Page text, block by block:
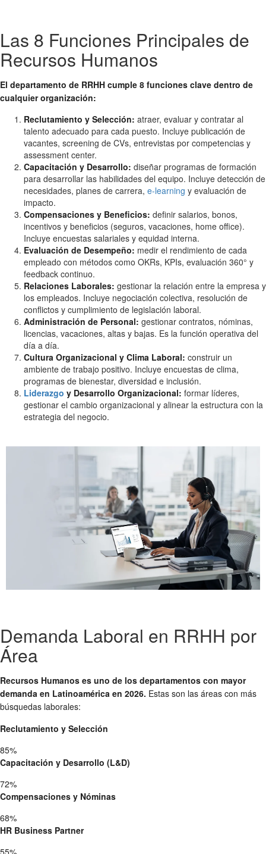
Las 8 Funciones Principales de
Recursos Humanos
El departamento de RRHH cumple 8 funciones clave dentro de
cualquier organización:
Reclutamiento y Selección: atraer, evaluar y contratar al
talento adecuado para cada puesto. Incluye publicación de
vacantes, screening de CVs, entrevistas por competencias y
assessment center.
Capacitación y Desarrollo: diseñar programas de formación
para desarrollar las habilidades del equipo. Incluye detección de
necesidades, planes de carrera, e-learning y evaluación de
impacto.
Compensaciones y Beneficios: definir salarios, bonos,
incentivos y beneficios (seguros, vacaciones, home office).
Incluye encuestas salariales y equidad interna.
Evaluación de Desempeño: medir el rendimiento de cada
empleado con métodos como OKRs, KPIs, evaluación 360° y
feedback continuo.
Relaciones Laborales: gestionar la relación entre la empresa y
los empleados. Incluye negociación colectiva, resolución de
conflictos y cumplimiento de legislación laboral.
Administración de Personal: gestionar contratos, nóminas,
licencias, vacaciones, altas y bajas. Es la función operativa del
día a día.
Cultura Organizacional y Clima Laboral: construir un
ambiente de trabajo positivo. Incluye encuestas de clima,
programas de bienestar, diversidad e inclusión.
Liderazgo y Desarrollo Organizacional: formar líderes,
gestionar el cambio organizacional y alinear la estructura con la
estrategia del negocio.
Demanda Laboral en RRHH por
Área
Recursos Humanos es uno de los departamentos con mayor
demanda en Latinoamérica en 2026. Estas son las áreas con más
búsquedas laborales:
Reclutamiento y Selección
85%
Capacitación y Desarrollo (L&D)
72%
Compensaciones y Nóminas
68%
HR Business Partner
55%